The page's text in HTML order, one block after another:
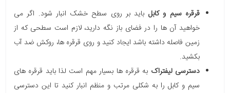
قرقره سیم و کابل باید بر روی سطح خشک انبار شود. اگر می
خواهید آن ها را در فضای باز نگه دارید، لازم است سطحی که از
زمین فاصله داشته باشد ایجاد کنید و روی قرقره ها، روکش ضد آب
بکشید.
دسترسی لیفتراک به قرقره ها بسیار مهم است لذا باید قرقره های
سیم و کابل را به شکلی مرتب و منظم انبار کنید تا این دسترسی